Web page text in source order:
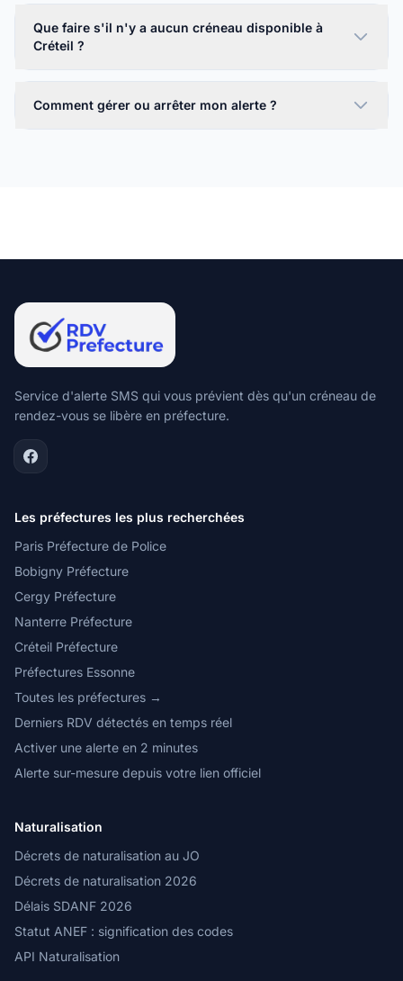
Que faire s'il n'y a aucun créneau disponible à
Créteil ?
Comment gérer ou arrêter mon alerte ?
Service d'alerte SMS qui vous prévient dès qu'un créneau de
rendez-vous se libère en préfecture.
Les préfectures les plus recherchées
Paris Préfecture de Police
Bobigny Préfecture
Cergy Préfecture
Nanterre Préfecture
Créteil Préfecture
Préfectures Essonne
Toutes les préfectures →
Derniers RDV détectés en temps réel
Activer une alerte en 2 minutes
Alerte sur-mesure depuis votre lien officiel
Naturalisation
Décrets de naturalisation au JO
Décrets de naturalisation 2026
Délais SDANF 2026
Statut ANEF : signification des codes
API Naturalisation